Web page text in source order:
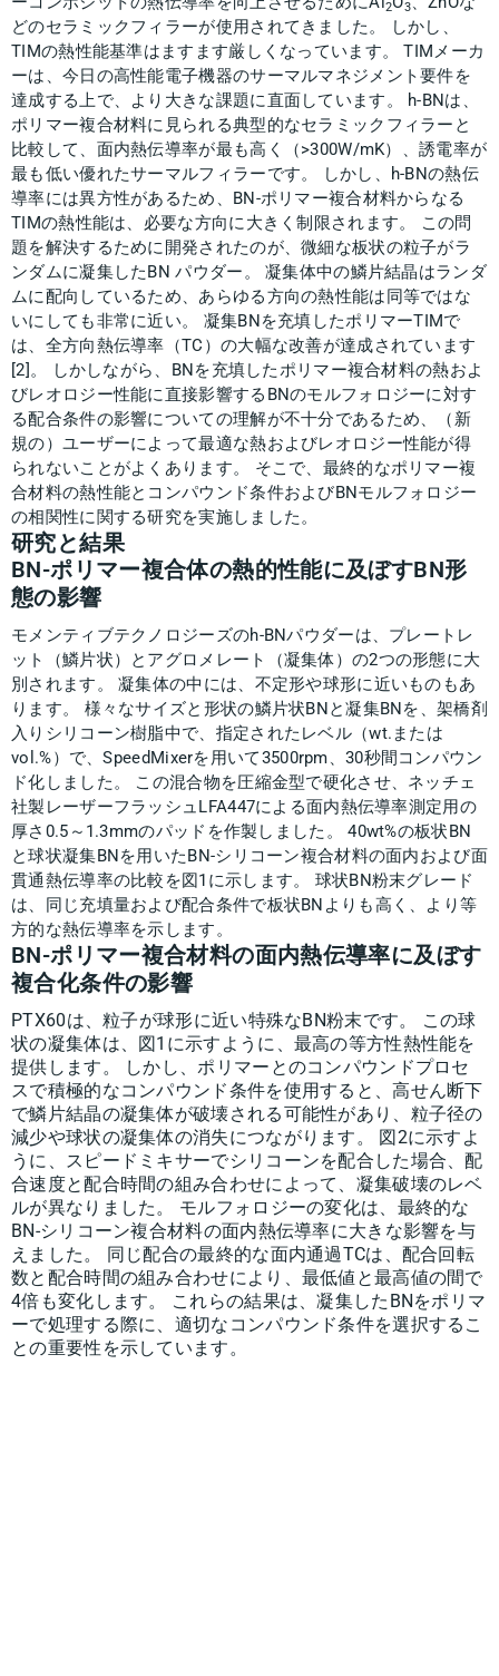
2 3
どのセラミックフィラーが使用されてきました。 しかし、
TIMの熱性能基準はますます厳しくなっています。 TIMメーカ
ーは、今日の高性能電子機器のサーマルマネジメント要件を
達成する上で、より大きな課題に直面しています。 h-BNは、
ポリマー複合材料に見られる典型的なセラミックフィラーと
比較して、面内熱伝導率が最も高く（>300W/mK）、誘電率が
最も低い優れたサーマルフィラーです。 しかし、h-BNの熱伝
導率には異方性があるため、BN-ポリマー複合材料からなる
TIMの熱性能は、必要な方向に大きく制限されます。 この問
題を解決するために開発されたのが、微細な板状の粒子がラ
ンダムに凝集したBN パウダー。 凝集体中の鱗片結晶はランダ
ムに配向しているため、あらゆる方向の熱性能は同等ではな
いにしても非常に近い。 凝集BNを充填したポリマーTIMで
は、全方向熱伝導率（TC）の大幅な改善が達成されています
[2]。 しかしながら、BNを充填したポリマー複合材料の熱およ
びレオロジー性能に直接影響するBNのモルフォロジーに対す
る配合条件の影響についての理解が不十分であるため、（新
規の）ユーザーによって最適な熱およびレオロジー性能が得
られないことがよくあります。 そこで、最終的なポリマー複
合材料の熱性能とコンパウンド条件およびBNモルフォロジー
の相関性に関する研究を実施しました。
研究と結果
BN-ポリマー複合体の熱的性能に及ぼすBN形
態の影響
モメンティブテクノロジーズのh-BNパウダーは、プレートレ
ット（鱗片状）とアグロメレート（凝集体）の2つの形態に大
別されます。 凝集体の中には、不定形や球形に近いものもあ
ります。 様々なサイズと形状の鱗片状BNと凝集BNを、架橋剤
入りシリコーン樹脂中で、指定されたレベル（wt.または
vol.%）で、SpeedMixerを用いて3500rpm、30秒間コンパウン
ド化しました。 この混合物を圧縮金型で硬化させ、ネッチェ
社製レーザーフラッシュLFA447による面内熱伝導率測定用の
厚さ0.5～1.3mmのパッドを作製しました。 40wt%の板状BN
と球状凝集BNを用いたBN-シリコーン複合材料の面内および面
貫通熱伝導率の比較を図1に示します。 球状BN粉末グレード
は、同じ充填量および配合条件で板状BNよりも高く、より等
方的な熱伝導率を示します。
BN-ポリマー複合材料の面内熱伝導率に及ぼす
複合化条件の影響
PTX60は、粒子が球形に近い特殊なBN粉末です。 この球
状の凝集体は、図1に示すように、最高の等方性熱性能を
提供します。 しかし、ポリマーとのコンパウンドプロセ
スで積極的なコンパウンド条件を使用すると、高せん断下
で鱗片結晶の凝集体が破壊される可能性があり、粒子径の
減少や球状の凝集体の消失につながります。 図2に示すよ
うに、スピードミキサーでシリコーンを配合した場合、配
合速度と配合時間の組み合わせによって、凝集破壊のレベ
ルが異なりました。 モルフォロジーの変化は、最終的な
BN-シリコーン複合材料の面内熱伝導率に大きな影響を与
えました。 同じ配合の最終的な面内通過TCは、配合回転
数と配合時間の組み合わせにより、最低値と最高値の間で
4倍も変化します。 これらの結果は、凝集したBNをポリマ
ーで処理する際に、適切なコンパウンド条件を選択するこ
との重要性を示しています。